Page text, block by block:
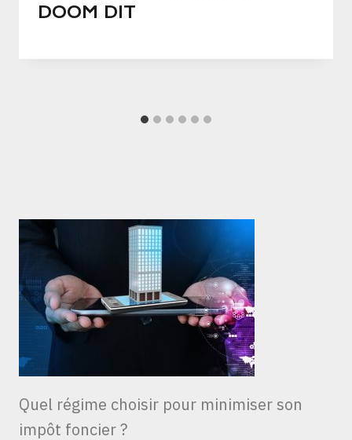
DOOM DIT
Quel régime choisir pour minimiser son
impôt foncier ?